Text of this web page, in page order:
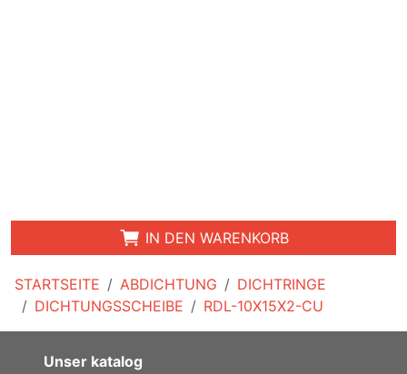
STARTSEITE ABDICHTUNG
DICHTRINGE
DICHTUNGSSCHEIBE
RDL-10X15X2-CU
IN DEN WARENKORB
Unser katalog